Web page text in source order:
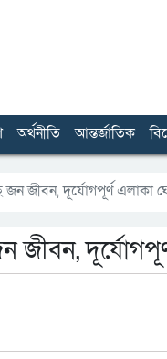
অর্থনীতি আন্তর্জাতিক
জন জীবন, দূর্যোগপূর্ণ এলাকা
জীবন,